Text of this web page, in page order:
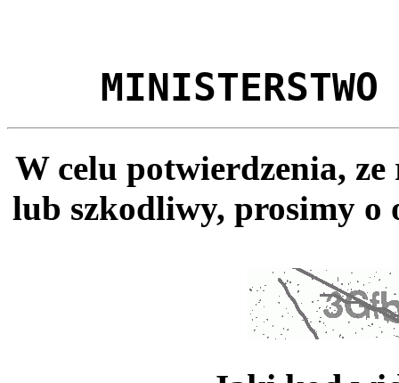
MINISTERSTWO
W celu potwierdzenia,
lub szkodliwy, prosimy o